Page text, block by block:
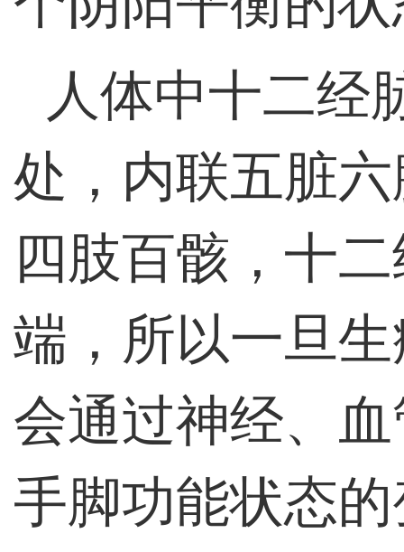
人体中十二经
处，内联五脏
四肢百骸，十
端，所以一旦
会通过神经、
手脚功能状态